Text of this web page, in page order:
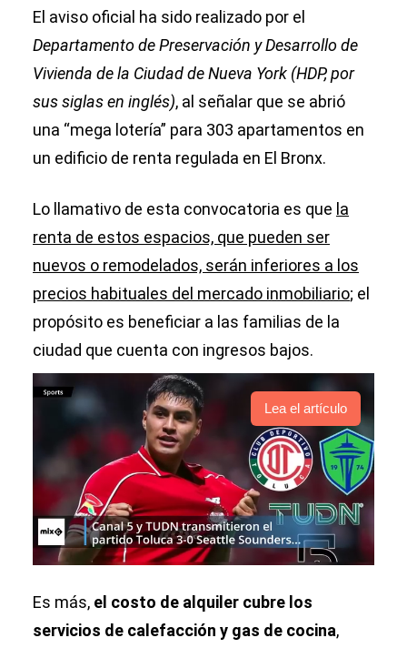
pasajeros
autobuses:
qué
documento
mostrar
para no
problemas
El aviso oficial ha sido realizado por el
Departamento de Preservación y Desarrollo de
Vivienda de la Ciudad de Nueva York (HDP, por
sus siglas en inglés), al señalar que se abrió
una “mega lotería” para 303 apartamentos en
un edificio de renta regulada en El Bronx.
Lo llamativo de esta convocatoria es que la
renta de estos espacios, que pueden ser
nuevos o remodelados, serán inferiores a los
precios habituales del mercado inmobiliario; el
propósito es beneficiar a las familias de la
ciudad que cuenta con ingresos bajos.
Lea el artículo
Es más, el costo de alquiler cubre los
servicios de calefacción y gas de cocina,